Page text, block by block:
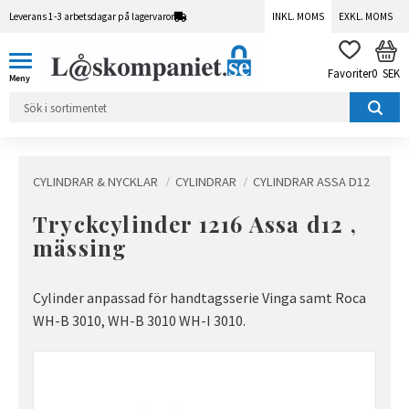
Leverans 1-3 arbetsdagar på lagervaror INKL. MOMS EXKL. MOMS
FAVORITER
0 SEK
CYLINDRAR & NYCKLAR CYLINDRAR CYLINDRAR ASSA D12
Tryckcylinder 1216 Assa d12 ,
mässing
Cylinder anpassad för handtagsserie Vinga samt Roca
WH-B 3010, WH-B 3010 WH-I 3010.